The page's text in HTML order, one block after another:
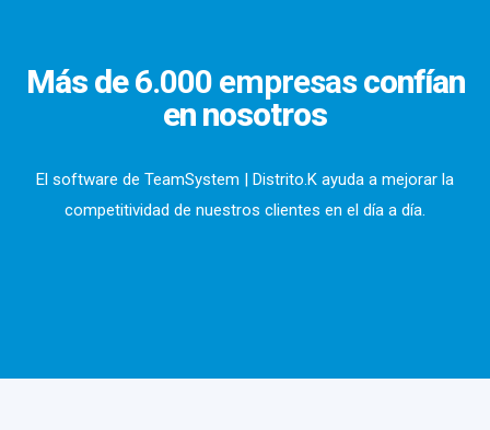
Más de6.000 empresasconfían
en nosotros
El software de TeamSystem | Distrito.K ayuda a mejorar la
competitividad de nuestros clientes en el día a día.